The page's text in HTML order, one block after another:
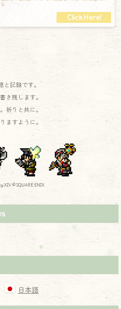
と記録です。
き残します。
祈りと共に。
ますように。
XIV © SQUARE ENIX
日本語